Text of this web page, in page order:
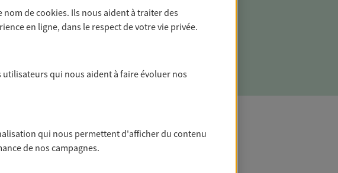
un interlocuteur proche de vous, facilement joignable,
change tout. Une relation de proximité est toujours une
de qualité.
et Protection
nom decookies. Ils nous aident à traiter des
en ligne, dans le respect de votre vie privée.
utilisateurs qui nous aident à faire évoluer nos
qui nous permettent d'afficher du contenu
de nos campagnes.